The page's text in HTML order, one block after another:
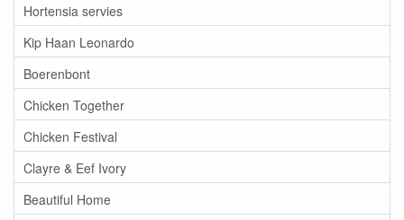
Hortensia servies
Kip Haan Leonardo
Boerenbont
Chicken Together
Chicken Festival
Clayre & Eef Ivory
Beautiful Home